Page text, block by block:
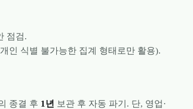
점검.
인 식별 불가능한 집계 형태로만 활용).
종결 후 1년 보관 후 자동 파기. 단, 영업·